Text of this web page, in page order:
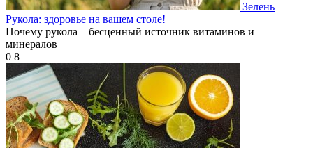
Зелень
Рукола: здоровье на вашем столе!
Почему рукола – бесценный источник витаминов и
минералов
0 8